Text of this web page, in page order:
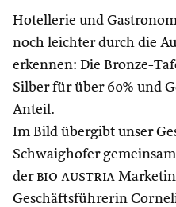
Hotellerie und
noch leichter durch die
erkennen: Die Bronze-
Silber für über 60% und
Anteil.
Im Bild übergibt unser
Schwaighofer
der bio austria
Geschäftsführerin